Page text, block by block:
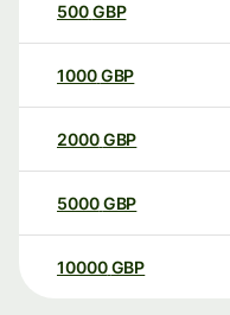
500GBP
1000GBP
2000GBP
5000GBP
10000 GBP